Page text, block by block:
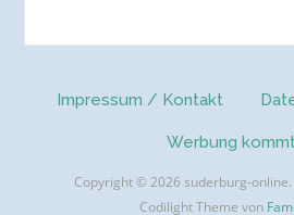
Impressum / Kontakt
Werbung
Copyright © 2026 suderburg-online.
Codilight Theme von